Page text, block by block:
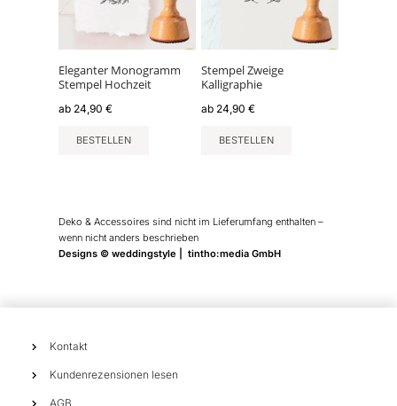
Eleganter Monogramm
Stempel Hochzeit
ab 24,90 €
BESTELLEN
Stempel Zweige
Kalligraphie
ab 24,90€
BESTELLEN
Deko & Accessoires sind nicht im Lieferumfang enthalten –
wenn nicht anders beschrieben
Designs © weddingstyle | tintho:media GmbH
Kontakt
Kundenrezensionen lesen
AGB